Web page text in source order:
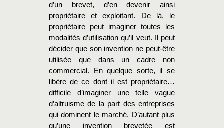
d’un brevet, d’en devenir ainsi
propriétaire et exploitant. De là, le
propriétaire peut imaginer toutes les
modalités d’utilisation qu’il veut. Il peut
décider que son invention ne peut-être
utilisée que dans un cadre non
commercial. En quelque sorte, il se
libère de ce dont il est propriétaire…
difficile d’imaginer une telle vague
d’altruisme de la part des entreprises
qui dominent le marché. D’autant plus
qu’une invention brevetée est